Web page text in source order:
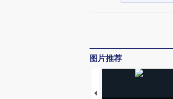
图片推荐